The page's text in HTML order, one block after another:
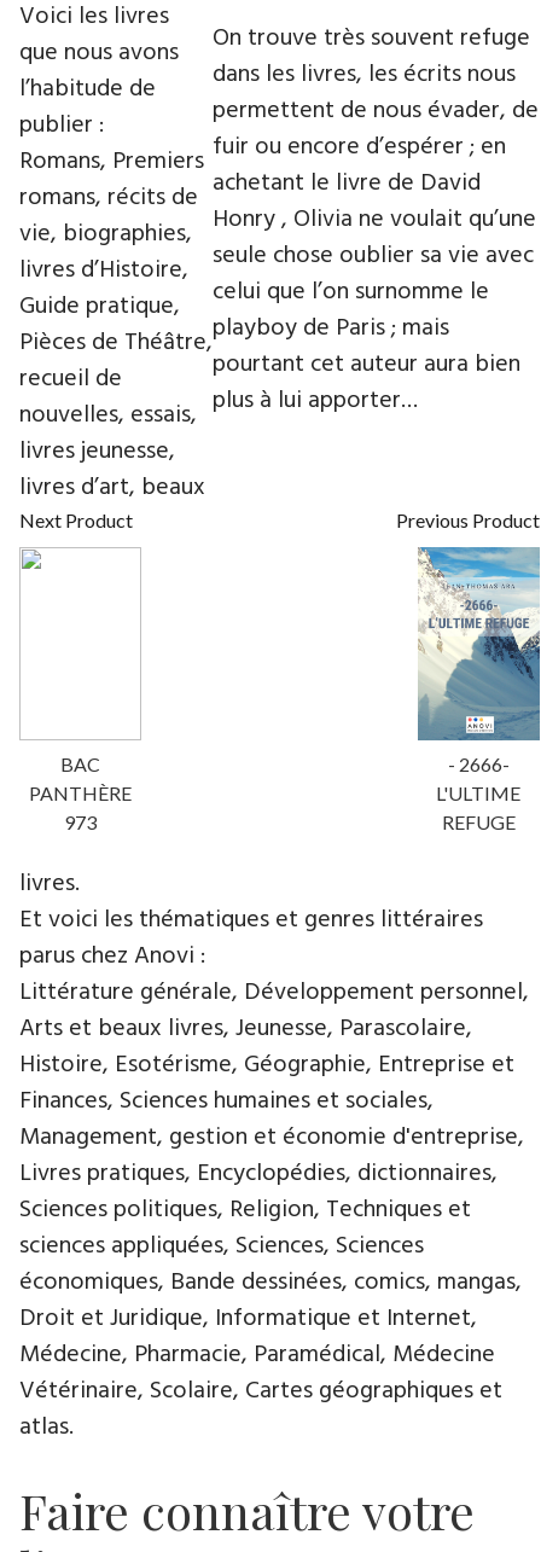
On trouve très souvent refuge
dans les livres, les écrits nous
permettent de nous évader, de
fuir ou encore d’espérer ; en
achetant le livre de David
Honry , Olivia ne voulait qu’une
seule chose oublier sa vie avec
celui que l’on surnomme le
playboy de Paris ; mais
pourtant cet auteur aura bien
plus à lui apporter…
Next Product
BAC
PANTHÈRE
973
Previous Product
- 2666-
L'ULTIME
REFUGE
Voici les livres
que nous avons
l’habitude de
publier :
Romans, Premiers
romans, récits de
vie, biographies,
livres d’Histoire,
Guide pratique,
Pièces de Théâtre,
recueil de
nouvelles, essais,
livres jeunesse,
livres d’art, beaux
livres.
Et voici les thématiques et genres littéraires
parus chez Anovi :
Littérature générale, Développement personnel,
Arts et beaux livres, Jeunesse, Parascolaire,
Histoire, Esotérisme, Géographie, Entreprise et
Finances, Sciences humaines et sociales,
Management, gestion et économie d'entreprise,
Livres pratiques, Encyclopédies, dictionnaires,
Sciences politiques, Religion, Techniques et
sciences appliquées, Sciences, Sciences
économiques, Bande dessinées, comics, mangas,
Droit et Juridique, Informatique et Internet,
Médecine, Pharmacie, Paramédical, Médecine
Vétérinaire, Scolaire, Cartes géographiques et
atlas.
Faire connaître votre